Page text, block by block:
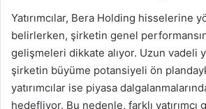
Yatırımcılar, Bera Holding hisselerine
belirlerken, şirketin genel
gelişmeleri dikkate alıyor. Uzun vadeli
şirketin büyüme potansiyeli ön
yatırımcılar ise piyasa
hedefliyor. Bu nedenle, farklı yatırımcı